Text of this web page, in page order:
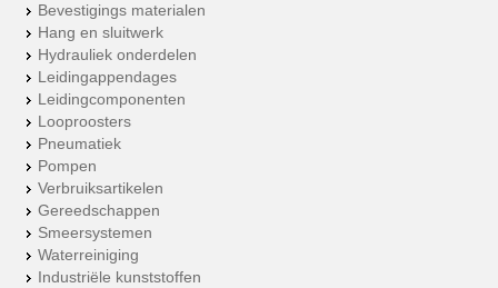
Bevestigings materialen
Hang en sluitwerk
Hydrauliek onderdelen
Leidingappendages
Leidingcomponenten
Looproosters
Pneumatiek
Pompen
Verbruiksartikelen
Gereedschappen
Smeersystemen
Waterreiniging
Industriële kunststoffen